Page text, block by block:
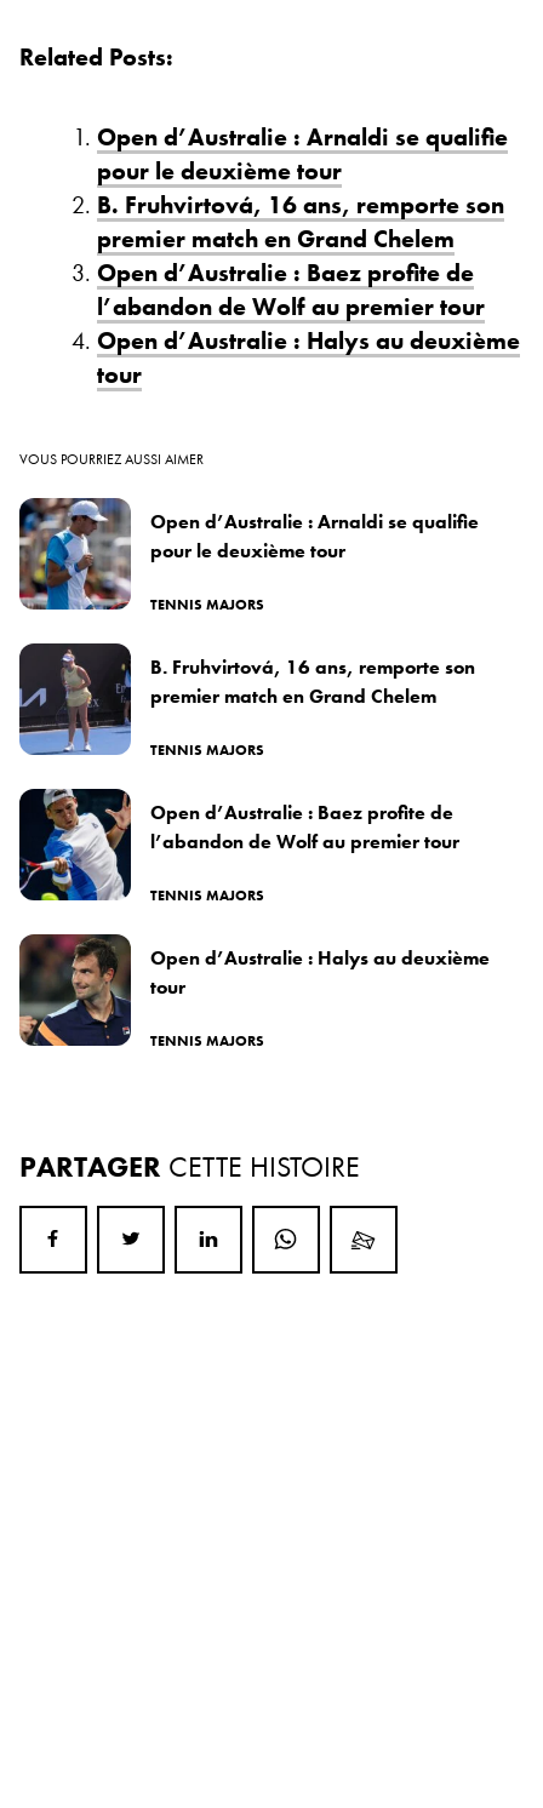
Related Posts:
Open d’Australie : Arnaldi se qualifie
pour le deuxième tour
B. Fruhvirtová, 16 ans, remporte son
premier match en Grand Chelem
Open d’Australie : Baez profite de
l’abandon de Wolf au premier tour
Open d’Australie : Halys au deuxième
tour
VOUS POURRIEZ AUSSI AIMER
Open d’Australie : Arnaldi se qualifie
pour le deuxième tour
TENNIS MAJORS
B. Fruhvirtová, 16 ans, remporte son
premier match en Grand Chelem
TENNIS MAJORS
Open d’Australie : Baez profite de
l’abandon de Wolf au premier tour
TENNIS MAJORS
Open d’Australie : Halys au deuxième
tour
TENNIS MAJORS
PARTAGER CETTE HISTOIRE